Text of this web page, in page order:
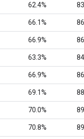
62.4%
66.1%
66.9%
63.3%
66.9%
69.1%
70.0%
70.8%